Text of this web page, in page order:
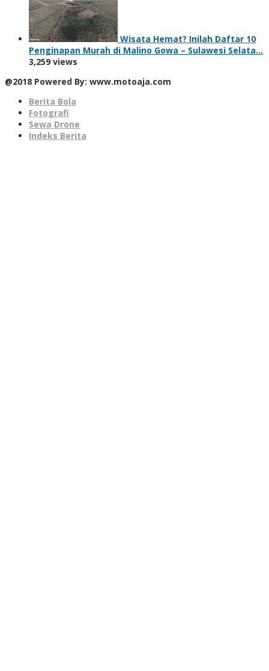
Wisata Hemat? Inilah Daftar 10
Penginapan Murah di Malino Gowa – Sulawesi Selata…
3,259 views
@2018 Powered By: www.motoaja.com
Berita Bola
Fotografi
Sewa Drone
Indeks Berita